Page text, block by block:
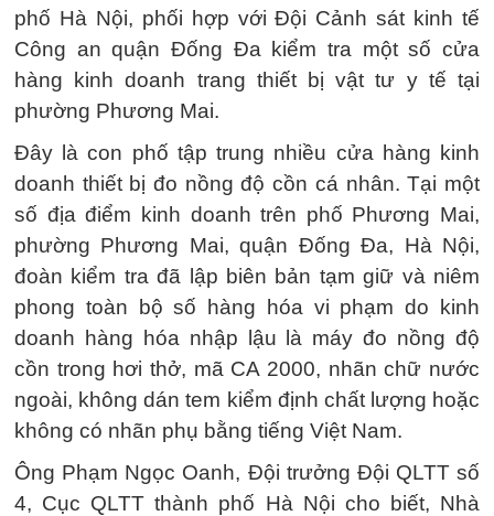
phố Hà Nội, phối hợp với Đội Cảnh sát kinh tế
Công an quận Đống Đa kiểm tra một số cửa
hàng kinh doanh trang thiết bị vật tư y tế tại
phường Phương Mai.
Đây là con phố tập trung nhiều cửa hàng kinh
doanh thiết bị đo nồng độ cồn cá nhân. Tại một
số địa điểm kinh doanh trên phố Phương Mai,
phường Phương Mai, quận Đống Đa, Hà Nội,
đoàn kiểm tra đã lập biên bản tạm giữ và niêm
phong toàn bộ số hàng hóa vi phạm do kinh
doanh hàng hóa nhập lậu là máy đo nồng độ
cồn trong hơi thở, mã CA 2000, nhãn chữ nước
ngoài, không dán tem kiểm định chất lượng hoặc
không có nhãn phụ bằng tiếng Việt Nam.
Ông Phạm Ngọc Oanh, Đội trưởng Đội QLTT số
4, Cục QLTT thành phố Hà Nội cho biết, Nhà